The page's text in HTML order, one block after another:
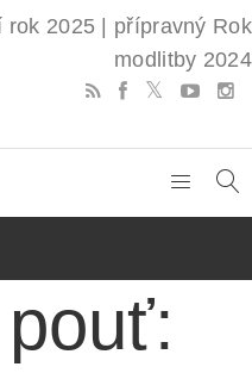
rok 2025 | přípravný Rok
modlitby 2024